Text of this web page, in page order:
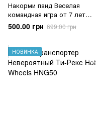
Накорми панд Веселая
командная игра от 7 лет
(GMH35)
500.00 грн 699.00 грн
НОВИНКА